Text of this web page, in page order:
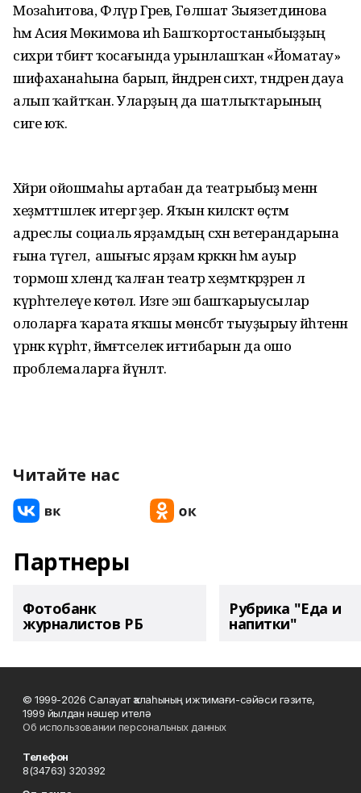
Мозаһитова, Флүр Гәрәев, Гөлшат Зыязетдинова
һәм Асия Мөкимова иһә Башҡортостаныбыҙҙың
сихри тәбиғәт ҡосағында урынлашҡан «Йоматау»
шифаханаһына барып, йәндәренә сихәт, тәндәренә дауа
алып ҡайтҡан. Уларҙың да шатлыҡтарының
сиге юҡ.
Хәйриә ойошмаһы артабан да театрыбыҙ менән
хеҙмәттәшлек итергә әҙер. Яҡын киләсәктә өҫтәмә
адреслы социаль ярҙамдың сәхнә ветерандарына
ғына түгел, ә ашығыс ярҙам кәрәккән һәм ауыр
тормош хәлендә ҡалған театр хеҙмәткәрҙәренә лә
күрһәтелеүе көтөлә. Изге эш башҡарыусылар
ололарға ҡарата яҡшы мөнәсәбәт тыуҙырыу йәһәтенән
үрнәк күрһәтә, йәмәғәтселек иғтибарын да ошо
проблемаларға йүнәлтә.
Читайте нас
Партнеры
Фотобанк
журналистов РБ
Рубрика "Еда и
напитки"
© 1999-2026 Салауат ҡалаһының ижтимағи-сәйәси гәзите,
1999 йылдан нәшер ителә
Об использовании персональных данных
Телефон
8(34763) 320392